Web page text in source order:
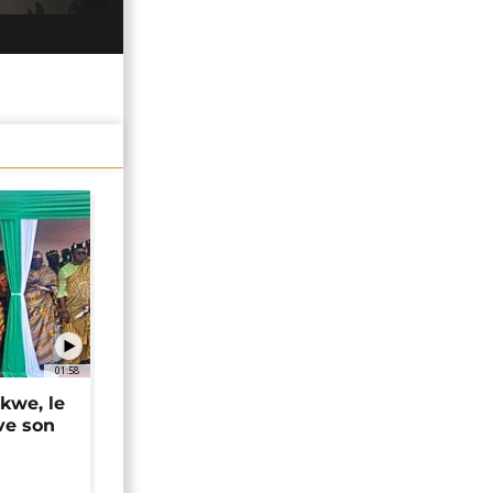
01:58
le
son